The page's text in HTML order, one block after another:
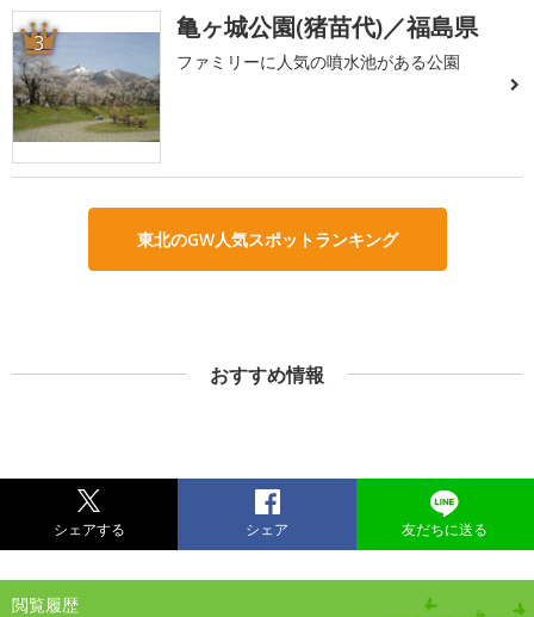
3 亀ヶ城公園(猪苗代)／福島県
ファミリーに人気の噴水池がある公園
東北のGW人気スポットランキング
おすすめ情報
シェアする シェア 友だちに送る
閲覧履歴